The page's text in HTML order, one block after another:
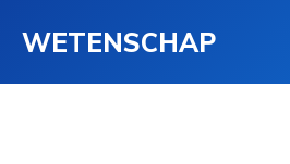
WETENSCHAP